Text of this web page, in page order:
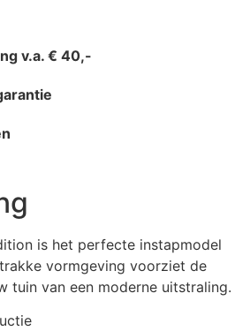
v.a. € 40,-
is het perfecte instapmodel
vormgeving voorziet de
tuin van een moderne uitstraling.